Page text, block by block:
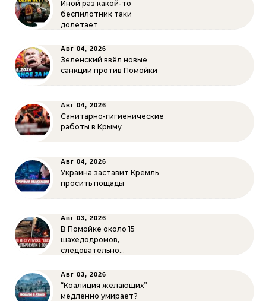
Иной раз какой-то
беспилотник таки
долетает
Авг 04, 2026
Зеленский ввёл новые
санкции против Помойки
Авг 04, 2026
Санитарно-гигиенические
работы в Крыму
Авг 04, 2026
Украина заставит Кремль
просить пощады
Авг 03, 2026
В Помойке около 15
шахедодромов,
следовательно…
Авг 03, 2026
“Коалиция желающих”
медленно умирает?